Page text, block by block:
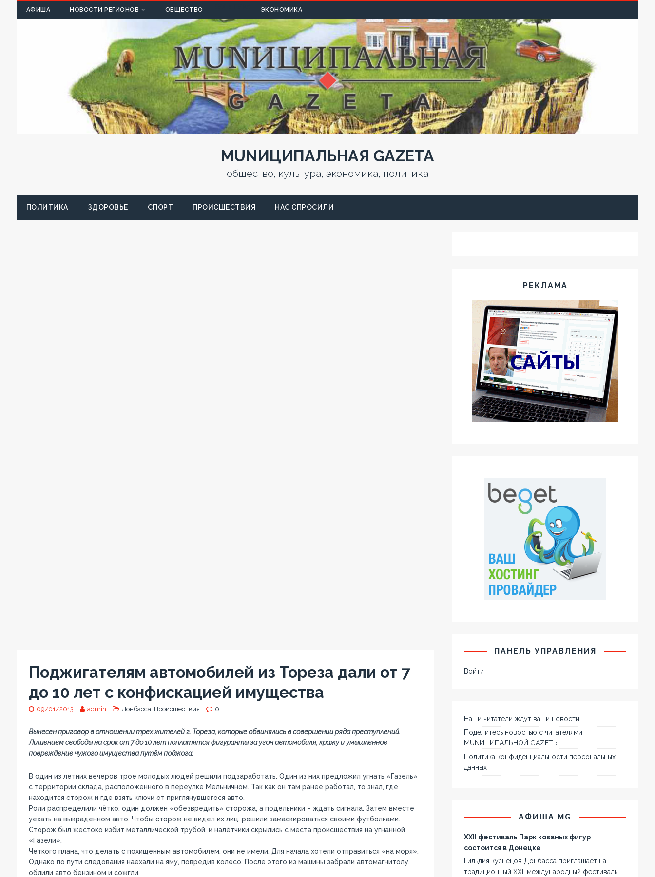
АФИША НОВОСТИ РЕГИОНОВ ОБЩЕСТВО ЭКОНОМИКА
MUNИЦИПАЛЬНАЯ GAZЕТА
общество, культура, экономика, политика
ПОЛИТИКА ЗДОРОВЬЕ СПОРТ ПРОИСШЕСТВИЯ НАС СПРОСИЛИ
Поджигателям автомобилей из Тореза дали от 7
до 10 лет с конфискацией имущества
09/01/2013 admin Донбасса Происшествия 0
Вынесен приговор в отношении трех жителей г. Тореза, которые обвинялись в совершении ряда преступлений.
Лишением свободы на срок от 7 до 10 лет поплатятся фигуранты за угон автомобиля, кражу и умышленное
повреждение чужого имущества путём поджога.
В один из летних вечеров трое молодых людей решили подзаработать. Один из них предложил угнать «Газель»
с территории склада, расположенного в переулке Мельничном. Так как он там ранее работал, то знал, где
находится сторож и где взять ключи от приглянувшегося авто.
Роли распределили чётко: один должен «обезвредить» сторожа, а подельники – ждать сигнала. Затем вместе
уехать на выкраденном авто. Чтобы сторож не видел их лиц, решили замаскироваться своими футболками.
Сторож был жестоко избит металлической трубой, и налётчики скрылись с места происшествия на угнанной
«Газели».
Четкого плана, что делать с похищенным автомобилем, они не имели. Для начала хотели отправиться «на моря».
Однако по пути следования наехали на яму, повредив колесо. После этого из машины забрали автомагнитолу,
облили авто бензином и сожгли.
РЕКЛАМА
ПАНЕЛЬ УПРАВЛЕНИЯ
Войти
Наши читатели ждут ваши новости
Поделитесь новостью с читателями
MUNИЦИПАЛЬНОЙ GAZЕТЫ
Политика конфиденциальности персональных
данных
АФИША MG
XXII фестиваль Парк кованых фигур
состоится в Донецке
Гильдия кузнецов Донбасса приглашает на
традиционный XXII международный фестиваль